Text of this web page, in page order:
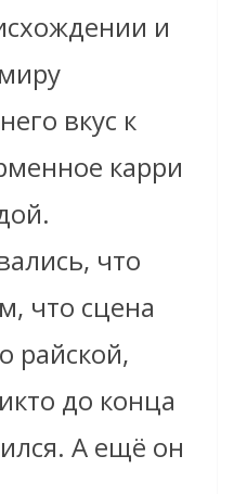
и
вкус к
карри
что
что сцена
райской,
до конца
А ещё он